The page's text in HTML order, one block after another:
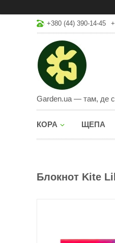
+380 (44) 390-14-45
Garden.ua — там, де
КОРА ЩЕПА
Блокнот Kite